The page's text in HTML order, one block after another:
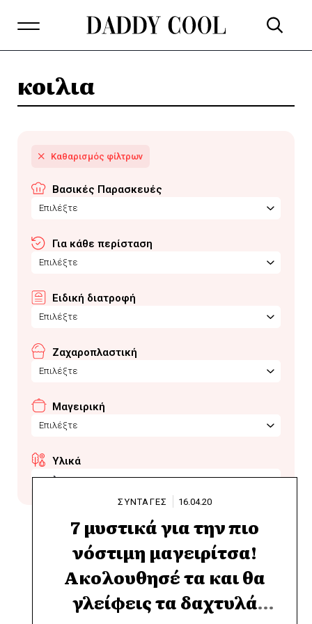
κοιλια
Βασικές Παρασκευές
Επιλέξτε
Για κάθε περίσταση
Επιλέξτε
Ειδική διατροφή
Επιλέξτε
Ζαχαροπλαστική
Επιλέξτε
Μαγειρική
Επιλέξτε
Υλικά
κοιλια
ΣΥΝΤΑΓΕΣ 16.04.20
7 μυστικά για την πιο
νόστιμη μαγειρίτσα!
Ακολουθησέ τα και θα
γλείφεις τα δαχτυλά